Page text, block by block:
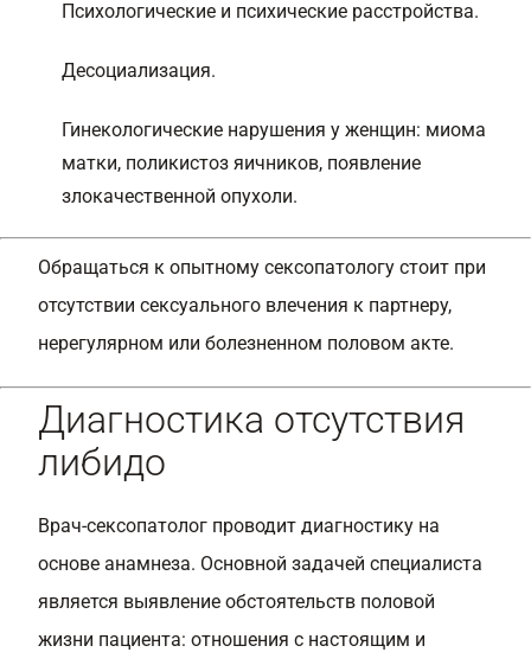
Психологические и психические расстройства.
Десоциализация.
Гинекологические нарушения у женщин: миома
матки, поликистоз яичников, появление
злокачественной опухоли.
Обращаться к опытному сексопатологу стоит при
отсутствии сексуального влечения к партнеру,
нерегулярном или болезненном половом акте.
Диагностика отсутствия
либидо
Врач-сексопатолог проводит диагностику на
основе анамнеза. Основной задачей специалиста
является выявление обстоятельств половой
жизни пациента: отношения с настоящим и